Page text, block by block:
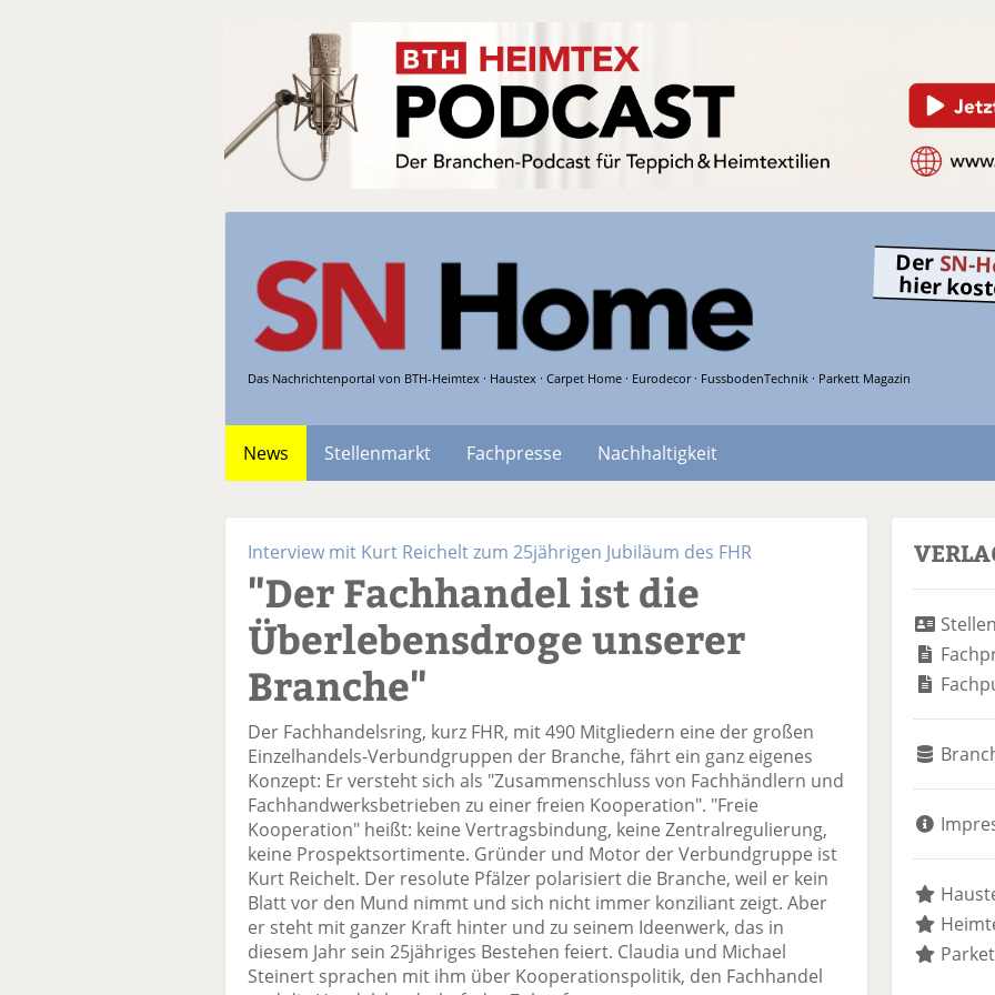
Das Nachrichtenportal von BTH-Heimtex · Haustex · Carpet Home · Eurodecor · FussbodenTechnik · Parkett Magazin
Der SN-
hier
News Stellenmarkt Fachpresse
Nachhaltigkeit
Interview mit Kurt Reichelt zum 25jährigen Jubiläum des FHR
"Der Fachhandel ist die
Überlebensdroge unserer
Branche"
Der Fachhandelsring, kurz FHR, mit 490 Mitgliedern eine der großen
Einzelhandels-Verbundgruppen der Branche, fährt ein ganz eigenes
Konzept: Er versteht sich als "Zusammenschluss von Fachhändlern und
Fachhandwerksbetrieben zu einer freien Kooperation". "Freie
Kooperation" heißt: keine Vertragsbindung, keine Zentralregulierung,
keine Prospektsortimente. Gründer und Motor der Verbundgruppe ist
Kurt Reichelt. Der resolute Pfälzer polarisiert die Branche, weil er kein
Blatt vor den Mund nimmt und sich nicht immer konziliant zeigt. Aber
er steht mit ganzer Kraft hinter und zu seinem Ideenwerk, das in
diesem Jahr sein 25jähriges Bestehen feiert. Claudia und Michael
Steinert sprachen mit ihm über Kooperationspolitik, den Fachhandel